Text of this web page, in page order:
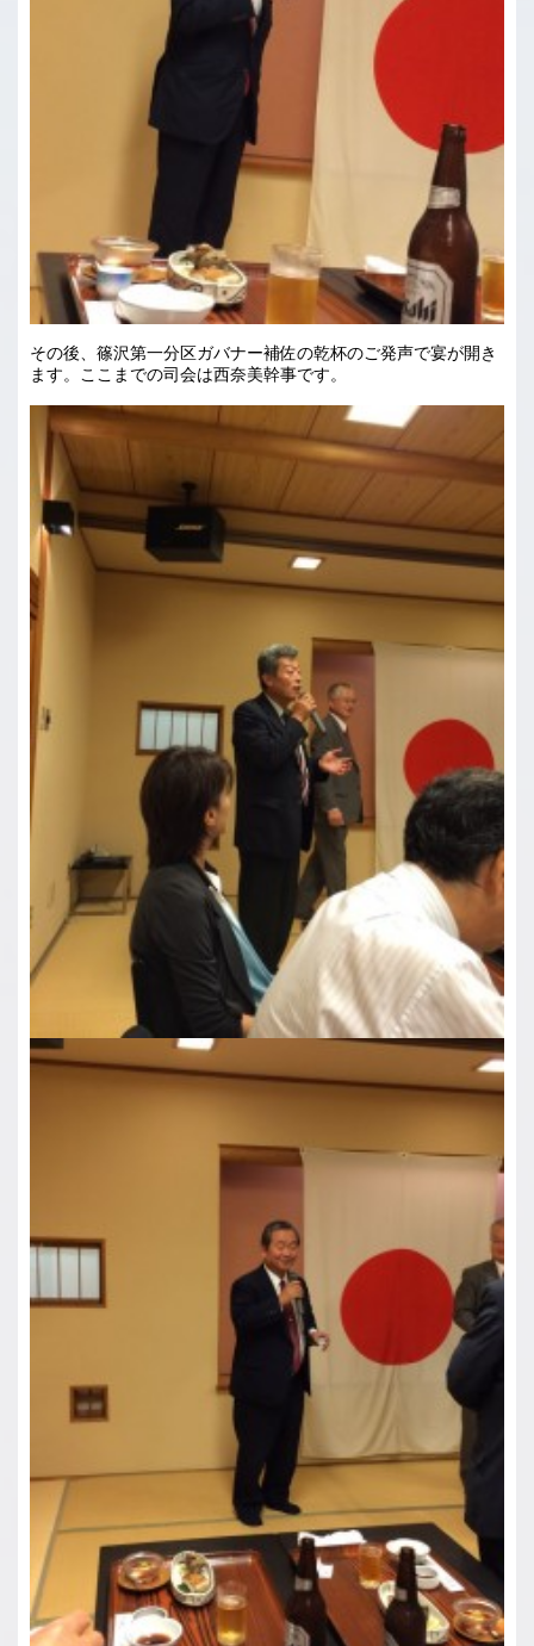
その後、篠沢第一分区ガバナー補佐の乾杯のご発声で宴が開き
ます。ここまでの司会は西奈美幹事です。